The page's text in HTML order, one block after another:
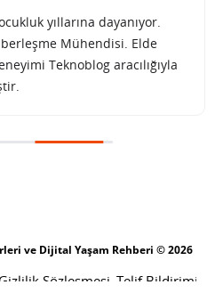
yıllarına dayanıyor.
Mühendisi. Elde
Teknoblog aracılığıyla
tuş
ediyor